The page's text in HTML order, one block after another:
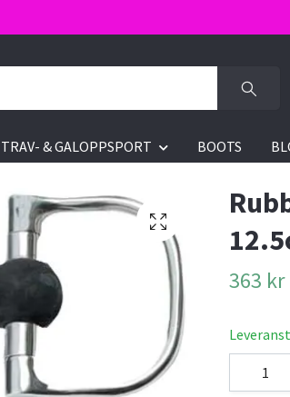
TRAV- & GALOPPSPORT BOOTS
363 kr